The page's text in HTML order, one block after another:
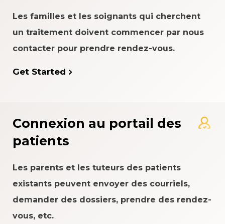
Les familles et les soignants qui cherchent
un traitement doivent commencer par nous
contacter pour prendre rendez-vous.
Get Started
Connexion au portail des
patients
Les parents et les tuteurs des patients
existants peuvent envoyer des courriels,
demander des dossiers, prendre des rendez-
vous, etc.